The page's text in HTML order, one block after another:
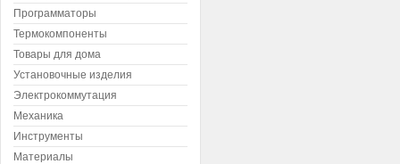
Программаторы
Термокомпоненты
Товары для дома
Установочные изделия
Электрокоммутация
Механика
Инструменты
Материалы